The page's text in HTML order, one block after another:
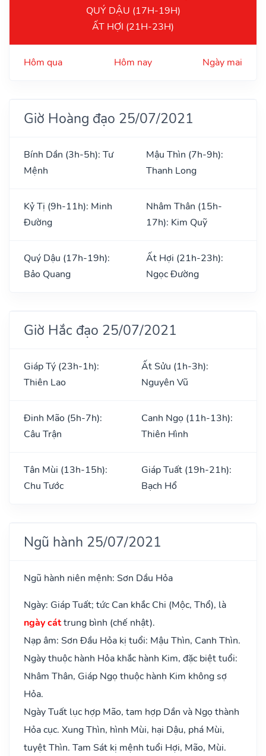
QUÝ DẬU (17H-19H)
ẤT HỢI (21H-23H)
Hôm qua Hôm nay Ngày mai
Giờ Hoàng đạo 25/07/2021
Bính Dần (3h-5h): Tư
Mệnh
Mậu Thìn (7h-9h):
Thanh Long
Kỷ Tị (9h-11h): Minh
Đường
Nhâm Thân (15h-
17h): Kim Quỹ
Quý Dậu (17h-19h):
Bảo Quang
Ất Hợi (21h-23h):
Ngọc Đường
Giờ Hắc đạo 25/07/2021
Giáp Tý (23h-1h):
Thiên Lao
Ất Sửu (1h-3h):
Nguyên Vũ
Đinh Mão (5h-7h):
Câu Trận
Canh Ngọ (11h-13h):
Thiên Hình
Tân Mùi (13h-15h):
Chu Tước
Giáp Tuất (19h-21h):
Bạch Hổ
Ngũ hành 25/07/2021
Ngũ hành niên mệnh: Sơn Dầu Hỏa
Ngày: Giáp Tuất; tức Can khắc Chi (Mộc, Thổ), là
ngày cáttrung bình (chế nhật).
Nạp âm: Sơn Đầu Hỏa kị tuổi: Mậu Thìn, Canh Thìn.
Ngày thuộc hành Hỏa khắc hành Kim, đặc biệt tuổi:
Nhâm Thân, Giáp Ngọ thuộc hành Kim không sợ
Hỏa.
Ngày Tuất lục hợp Mão, tam hợp Dần và Ngọ thành
Hỏa cục. Xung Thìn, hình Mùi, hại Dậu, phá Mùi,
tuyệt Thìn. Tam Sát kị mệnh tuổi Hợi, Mão, Mùi.